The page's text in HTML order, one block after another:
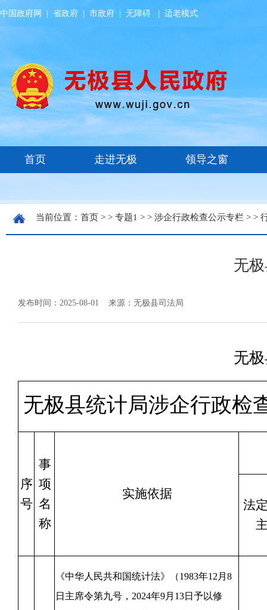
中国政府网 省政府 市政府 无障碍 适老模式
当前位置： 首页 > > 专题1 > > 涉企行政检查公示专栏 > >
无
发布时间：2025-08-01 来源：无极县司法局
无极
无极县统计局涉企行政检
序
号
事
项
名
称
实施依据
法
《中华人民共和国统计法》（1983年12月8
日主席令第九号，2024年9月13日予以修